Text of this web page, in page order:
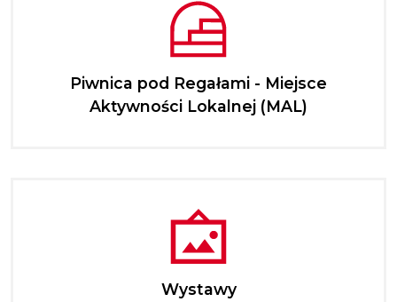
Piwnica pod Regałami - Miejsce
Aktywności Lokalnej (MAL)
Wystawy